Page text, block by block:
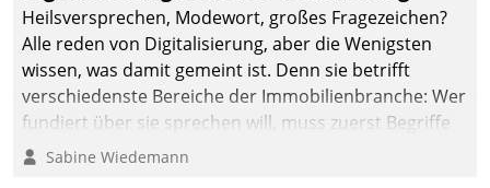
Heilsversprechen, Modewort, großes Fragezeichen?
Alle reden von Digitalisierung, aber die Wenigsten
wissen, was damit gemeint ist. Denn sie betrifft
verschiedenste Bereiche der Immobilienbranche: Wer
fundiert über sie sprechen will, muss zuerst Begriffe
klären. Ein Aspekt ist die betriebliche Optimierung:
Sabine Wiedemann